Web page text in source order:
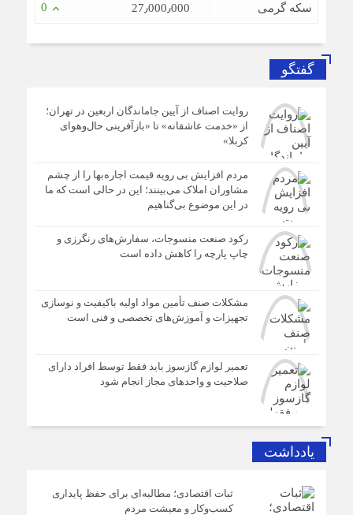
سکه گرمی 27٫000٫000 0
گفتگو
روایت اصناف از آیین جاماندگان اربعین در تهران؛
از «خدمت عاشقانه» تا «بازآفرینی حال‌وهوای
کربلا»
مردم افزایش بی رویه قیمت اجاره‌بها را از چشم
مشاوران املاک می‌بینند؛ این در حالی است که ما
در این موضوع بی‌گناهیم
رکود صنعت منسوجات، سفارش‌های رنگرزی و
چاپ پارچه را کاهش داده است
مشکلات صنف تأمین مواد اولیه باکیفیت و نوسازی
تجهیزات و آموزش‌های تخصصی و فنی است
تعمیر لوازم گازسوز باید فقط توسط افراد دارای
صلاحیت و واحدهای مجاز انجام شود
یادداشت
ثبات اقتصادی؛ مطالبه‌ای برای حفظ پایداری
کسب‌وکار و معیشت مردم